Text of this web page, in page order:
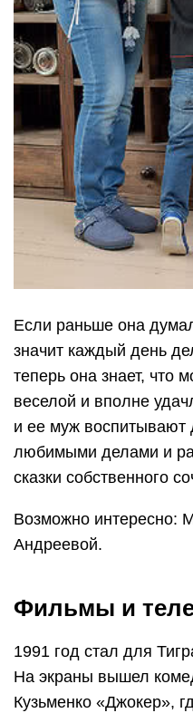
Если раньше она
значит каждый день
теперь она знает, что
веселой и вполне
и ее муж воспитывают
любимыми делами и
сказки собственного
Возможно интересно:
Андреевой.
Фильмы и
1991 год стал для
На экраны вышел
Кузьменко «Джокер»,